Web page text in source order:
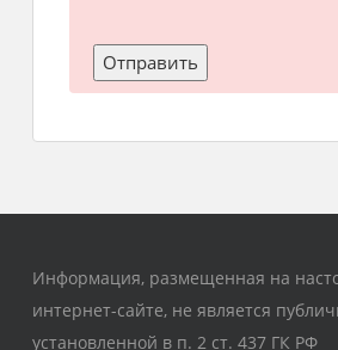
Информация, размещенная на
интернет-сайте, не является
установленной в п. 2 ст. 437 ГК РФ